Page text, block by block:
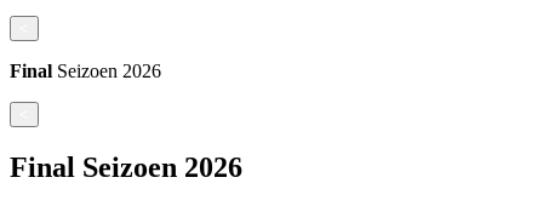
Final Seizoen 2026
Final Seizoen 2026